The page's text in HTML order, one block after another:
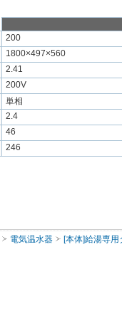
200
1800×497×560
2.41
200V
単相
2.4
46
246
電気温水器 [本体]給湯専用